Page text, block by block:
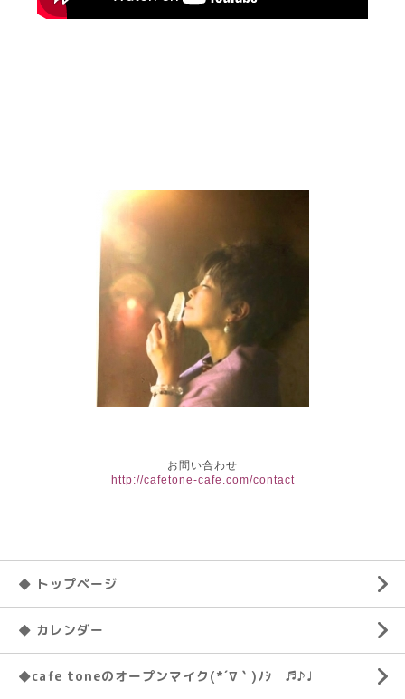
お問い合わせ
http://cafetone-cafe.com/contact
◆ トップページ
◆ カレンダー
◆cafe toneのオープンマイク(*´∇｀)ﾉｼ ♬♪♩